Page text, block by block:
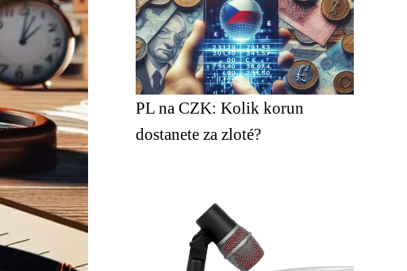
PL na CZK: Kolik korun
dostanete za zloté?